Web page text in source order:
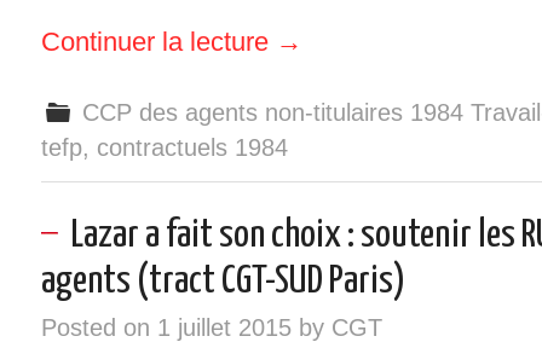
Continuer la lecture →
CCP des agents non-titulaires 1984
tefp, contractuels 1984
Lazar a fait son choix : soutenir les
agents (tract CGT-SUD Paris)
Posted on 1 juillet 2015by CGT